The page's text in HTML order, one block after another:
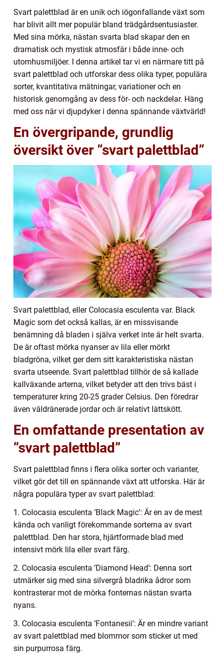
Svart palettblad är en unik och iögonfallande växt som
har blivit allt mer populär bland trädgårdsentusiaster.
Med sina mörka, nästan svarta blad skapar den en
dramatisk och mystisk atmosfär i både inne- och
utomhusmiljöer. I denna artikel tar vi en närmare titt på
svart palettblad och utforskar dess olika typer, populära
sorter, kvantitativa mätningar, variationer och en
historisk genomgång av dess för- och nackdelar. Häng
med oss när vi djupdyker i denna spännande växtvärld!
En övergripande, grundlig
översikt över ”svart palettblad”
Svart palettblad, eller Colocasia esculenta var. Black
Magic som det också kallas, är en missvisande
benämning då bladen i själva verket inte är helt svarta.
De är oftast mörka nyanser av lila eller mörkt
bladgröna, vilket ger dem sitt karakteristiska nästan
svarta utseende. Svart palettblad tillhör de så kallade
kallväxande arterna, vilket betyder att den trivs bäst i
temperaturer kring 20-25 grader Celsius. Den föredrar
även väldränerade jordar och är relativt lättskött.
En omfattande presentation av
”svart palettblad”
Svart palettblad finns i flera olika sorter och varianter,
vilket gör det till en spännande växt att utforska. Här är
några populära typer av svart palettblad:
1. Colocasia esculenta ’Black Magic’: Är en av de mest
kända och vanligt förekommande sorterna av svart
palettblad. Den har stora, hjärtformade blad med
intensivt mörk lila eller svart färg.
2. Colocasia esculenta ’Diamond Head’: Denna sort
utmärker sig med sina silvergrå bladrika ådror som
kontrasterar mot de mörka fonternas nästan svarta
nyans.
3. Colocasia esculenta ’Fontanesii’: Är en mindre variant
av svart palettblad med blommor som sticker ut med
sin purpurrosa färg.